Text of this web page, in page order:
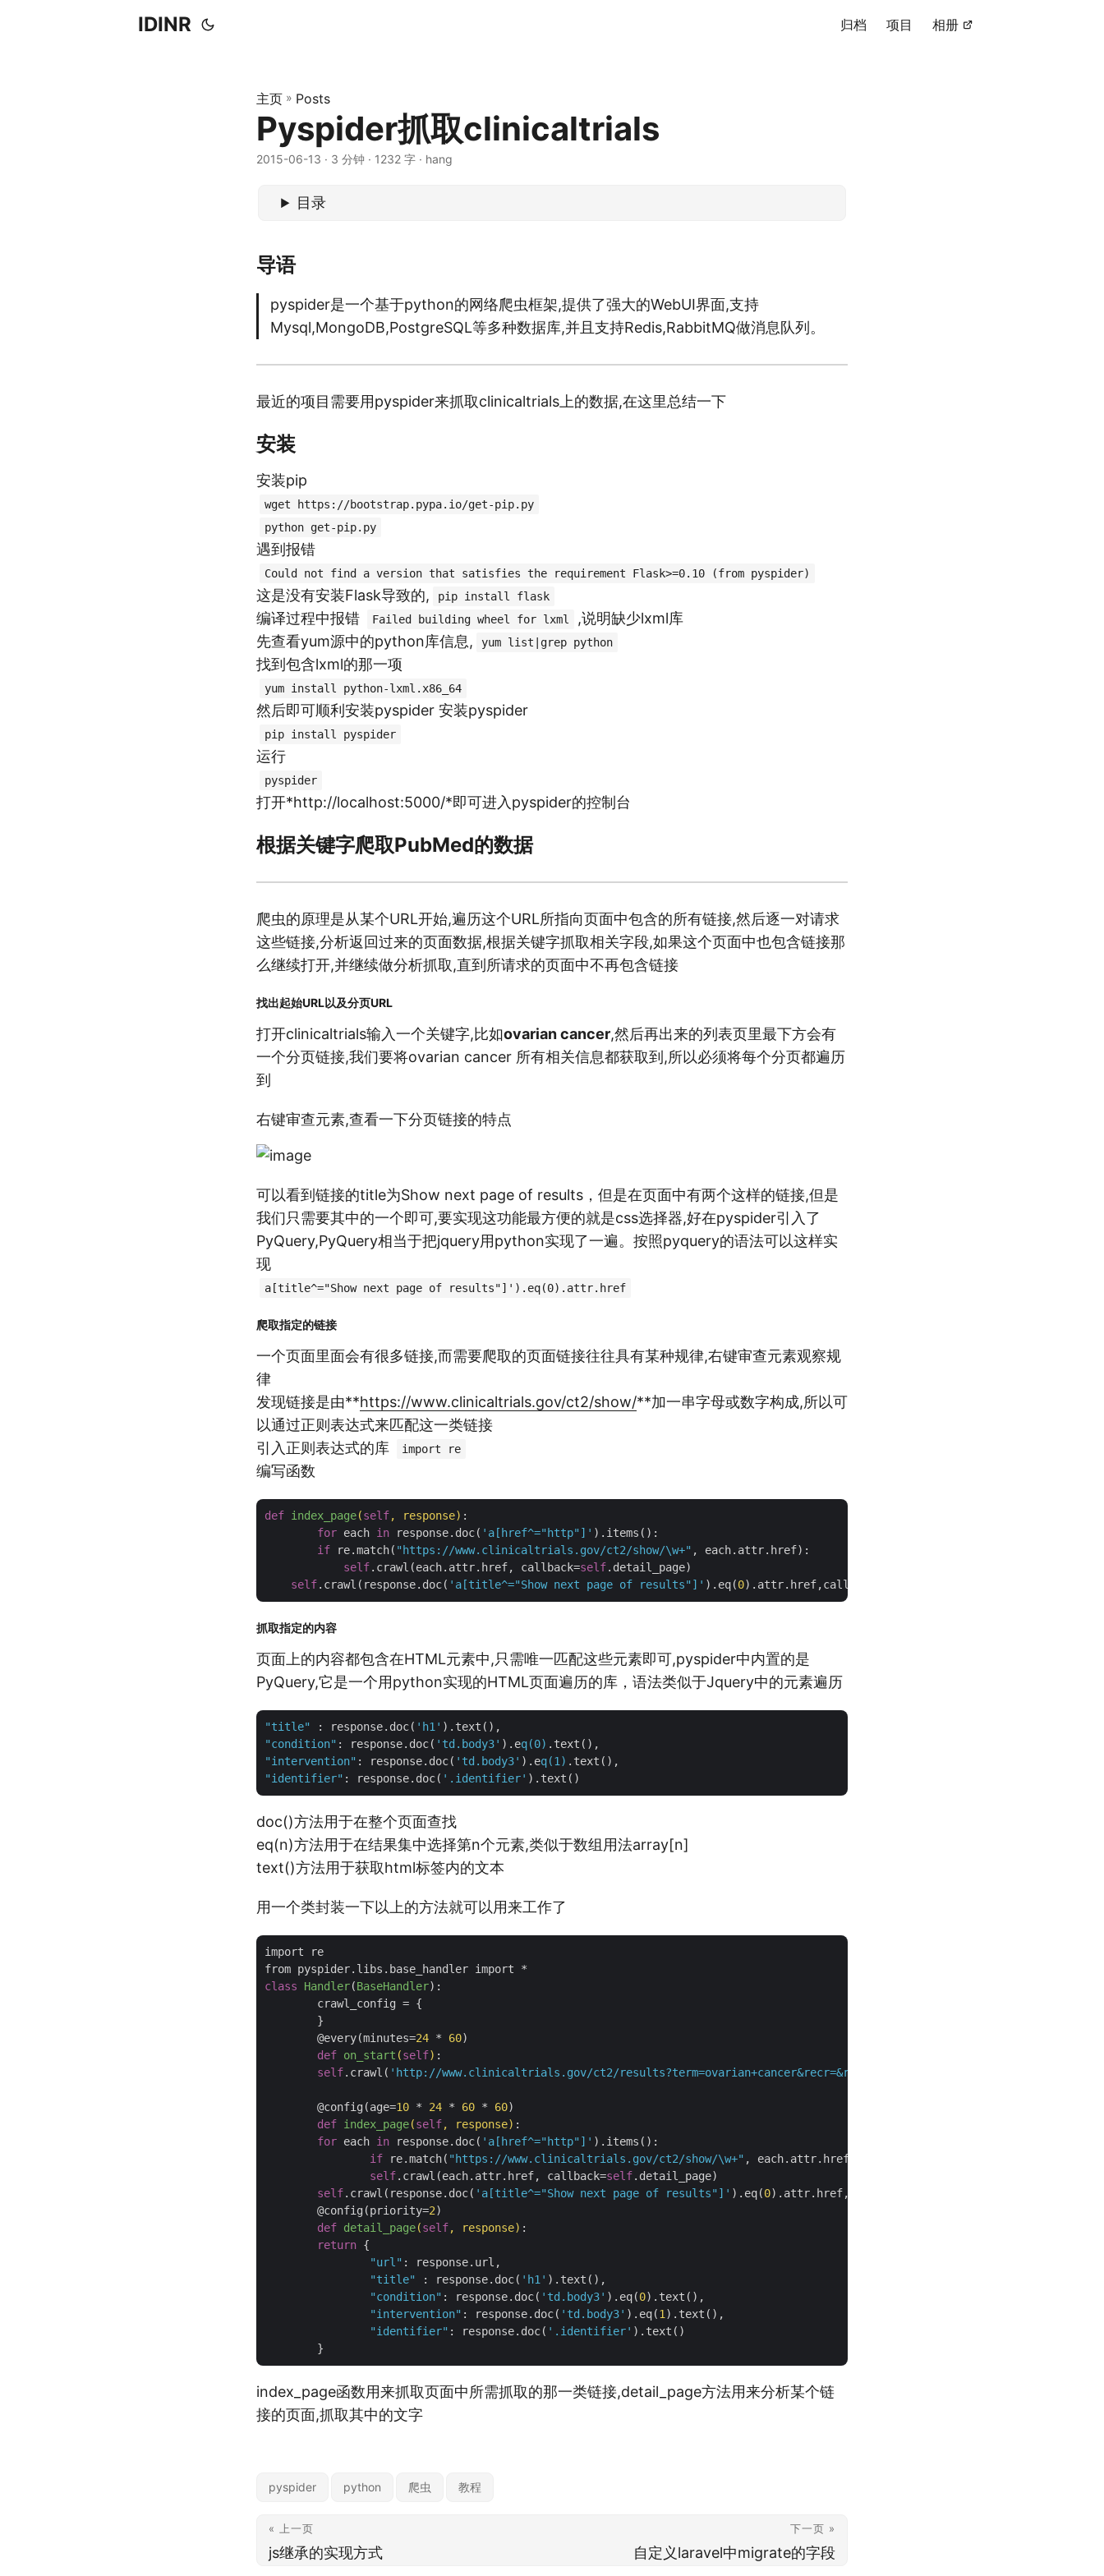
IDINR 归档 项目 相册
主页 » Posts
Pyspider抓取clinicaltrials
2015-06-13 · 3 分钟 · 1232 字 · hang
目录
导语
pyspider是一个基于python的网络爬虫框架,提供了强大的WebUI界面,支持
Mysql,MongoDB,PostgreSQL等多种数据库,并且支持Redis,RabbitMQ做消息队列。
最近的项目需要用pyspider来抓取clinicaltrials上的数据,在这里总结一下
安装
安装pip
wget https://bootstrap.pypa.io/get-pip.py
python get-pip.py
遇到报错
Could not find a version that satisfies the requirement Flask>=0.10 (from pyspider)
这是没有安装Flask导致的, pip install flask
编译过程中报错 Failed building wheel for lxml
,说明缺少lxml库
先查看yum源中的python库信息,
yum list|grep python
找到包含lxml的那一项
yum install python-lxml.x86_64
然后即可顺利安装pyspider 安装pyspider
pip install pyspider
运行
pyspider
打开*http://localhost:5000/*即可进入pyspider的控制台
根据关键字爬取PubMed的数据
爬虫的原理是从某个URL开始,遍历这个URL所指向页面中包含的所有链接,然后逐一对请求
这些链接,分析返回过来的页面数据,根据关键字抓取相关字段,如果这个页面中也包含链接那
么继续打开,并继续做分析抓取,直到所请求的页面中不再包含链接
找出起始URL以及分页URL
打开clinicaltrials输入一个关键字,比如ovarian cancer,然后再出来的列表页里最下方会有
一个分页链接,我们要将ovarian cancer 所有相关信息都获取到,所以必须将每个分页都遍历
到
右键审查元素,查看一下分页链接的特点
可以看到链接的title为Show next page of results，但是在页面中有两个这样的链接,但是
我们只需要其中的一个即可,要实现这功能最方便的就是css选择器,好在pyspider引入了
PyQuery,PyQuery相当于把jquery用python实现了一遍。按照pyquery的语法可以这样实
现
a[title^="Show next page of results"]').eq(0).attr.href
爬取指定的链接
一个页面里面会有很多链接,而需要爬取的页面链接往往具有某种规律,右键审查元素观察规
律
发现链接是由**https://www.clinicaltrials.gov/ct2/show/**加一串字母或数字构成,所以可
以通过正则表达式来匹配这一类链接
引入正则表达式的库
import re
编写函数
def index_page(self, response) :
for each in response.doc( 'a[href^="http"]' ).items():
if re.match( "https://www.clinicaltrials.gov/ct2/show/\w+" , each.attr.href):
self.crawl(each.attr.href, callback=self.detail_page)
self.crawl(response.doc( 'a[title^="Show next page of results"]' ).eq(0).attr.href,callback=
抓取指定的内容
页面上的内容都包含在HTML元素中,只需唯一匹配这些元素即可,pyspider中内置的是
PyQuery,它是一个用python实现的HTML页面遍历的库，语法类似于Jquery中的元素遍历
"title" : response.doc( 'h1'
"condition" : response.doc( 'td.body3' ).eq(0)
"intervention" : response.doc( 'td.body3' ).eq(1)
"identifier" : response.doc( '.identifier'
doc()方法用于在整个页面查找
eq(n)方法用于在结果集中选择第n个元素,类似于数组用法array[n]
text()方法用于获取html标签内的文本
用一个类封装一下以上的方法就可以用来工作了
import re
class
Handler(BaseHandler):
	@every(minutes=
24 * 60)
def on_start (self) :
self.crawl( 'http://www.clinicaltrials.gov/ct2/
	@config(age=
10 * 24 * 60 * 60)
def index_page(self, response) :
for each in response.doc( 'a[href^="http"]' ).items():
if re.match( "https://www.clinicaltrials.gov/ct2/show/\w+" , each.attr.href):
self.crawl(each.attr.href, callback=self.detail_page)
self.crawl(response.doc( 'a[title^="Show next page of results"]' ).eq(0).attr.href,callback=
	@config(priority=
2)
def detail_page(self, response) :
return {
"url" : response.url,
"title"
: response.doc( 'h1' ).text(),
"condition" : response.doc( 'td.body3' ).eq(0).text(),
"intervention" : response.doc( 'td.body3' ).eq(1).text(),
"identifier" : response.doc( '.identifier' ).text()
index_page函数用来抓取页面中所需抓取的那一类链接,detail_page方法用来分析某个链
接的页面,抓取其中的文字
pyspider python 爬虫 教程
« 上一页
js继承的实现方式
下一页 »
自定义laravel中migrate的字段